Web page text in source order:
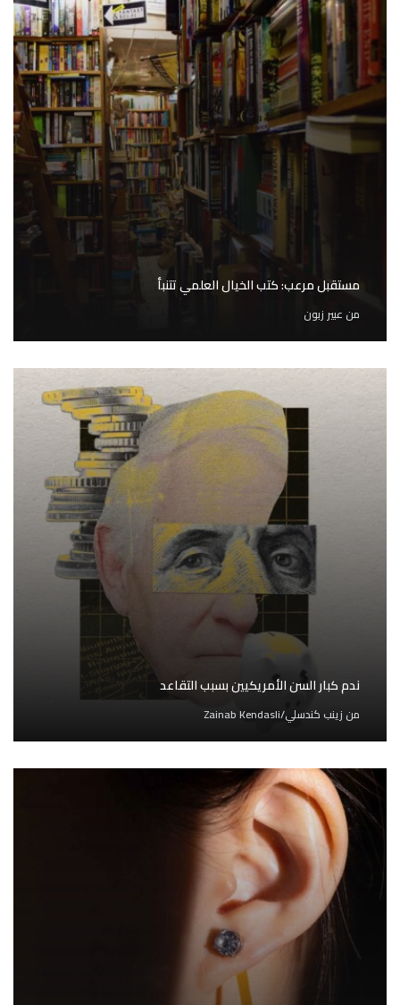
مستقبل مرعب: كتب الخيال العلمي تتنبأ
من عبير زبون
ندم كبار السن الأمريكيين بسبب التقاعد
من زينب كندسلي/Zainab Kendasli